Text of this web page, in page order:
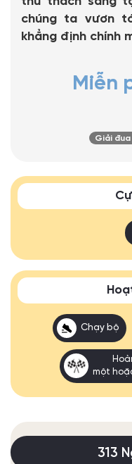
chúng ta vươn
khẳng định chính
Miễn
Giải
Chạy bộ
một
313